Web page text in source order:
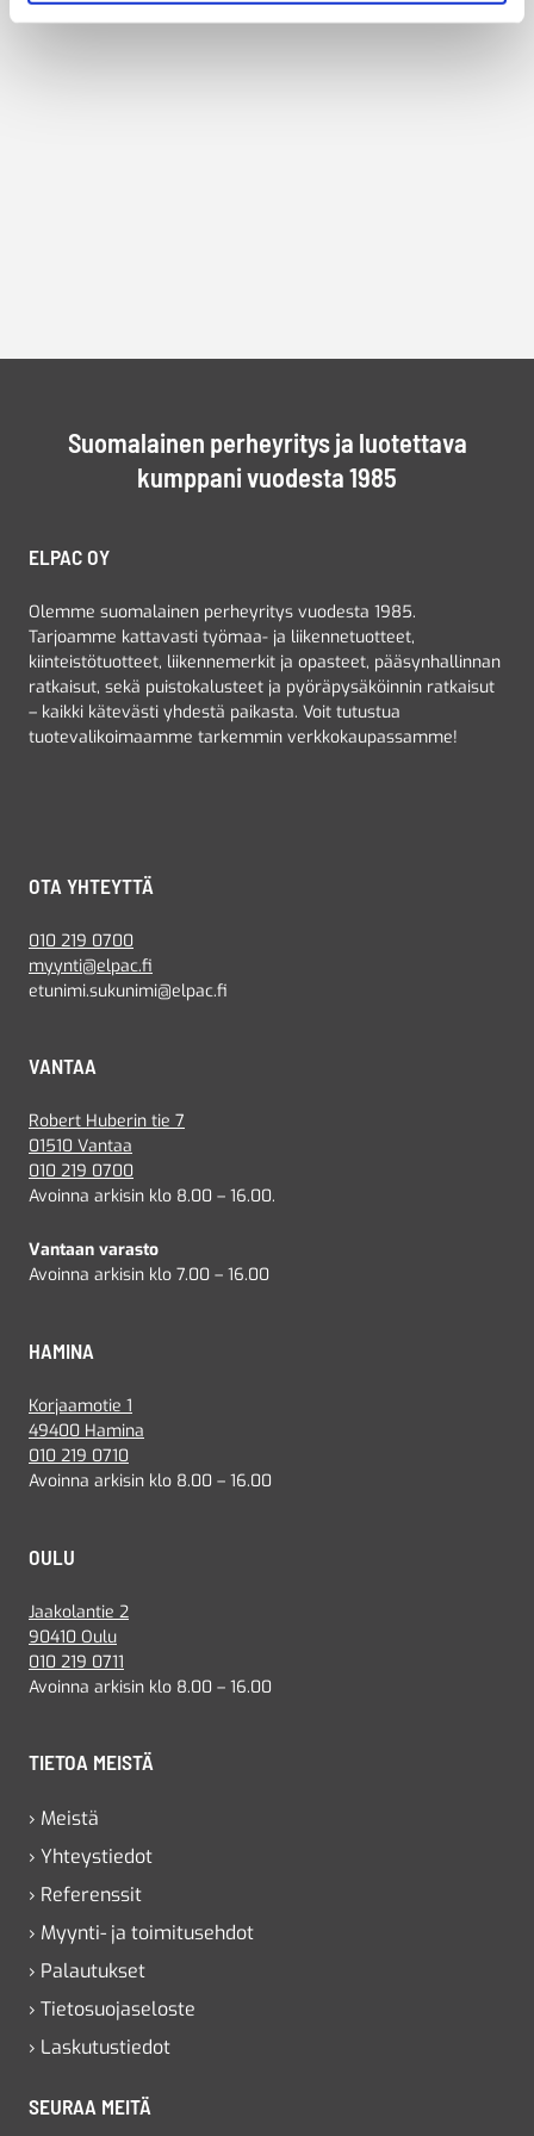
Suomalainen perheyritys ja luotettava
kumppani vuodesta 1985
ELPAC OY
Olemme suomalainen perheyritys vuodesta 1985.
Tarjoamme kattavasti työmaa- ja liikennetuotteet,
kiinteistötuotteet, liikennemerkit ja opasteet, pääsynhallinnan
ratkaisut, sekä puistokalusteet ja pyöräpysäköinnin ratkaisut
– kaikki kätevästi yhdestä paikasta. Voit tutustua
tuotevalikoimaamme tarkemmin verkkokaupassamme!
OTA YHTEYTTÄ
010 219 0700
myynti@elpac.fi
etunimi.sukunimi@elpac.fi
VANTAA
Robert Huberin tie 7
01510 Vantaa
010 219 0700
Avoinna arkisin klo 8.00 – 16.00.
Vantaan varasto
Avoinna arkisin klo 7.00 – 16.00
HAMINA
Korjaamotie 1
49400 Hamina
010 219 0710
Avoinna arkisin klo 8.00 – 16.00
OULU
Jaakolantie 2
90410 Oulu
010 219 0711
Avoinna arkisin klo 8.00 – 16.00
TIETOA MEISTÄ
› Meistä
› Yhteystiedot
› Referenssit
› Myynti- ja toimitusehdot
› Palautukset
› Tietosuojaseloste
› Laskutustiedot
SEURAA MEITÄ